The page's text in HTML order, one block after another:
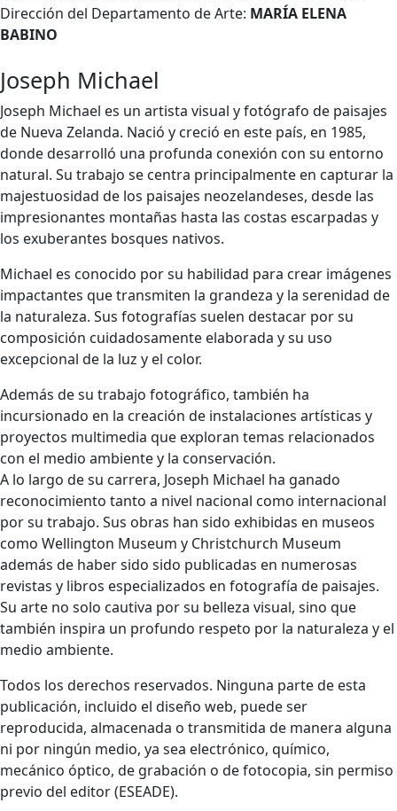
Dirección del Departamento de Arte: MARÍA ELENA
BABINO
Joseph Michael
Joseph Michael es un artista visual y fotógrafo de paisajes
de Nueva Zelanda. Nació y creció en este país, en 1985,
donde desarrolló una profunda conexión con su entorno
natural. Su trabajo se centra principalmente en capturar la
majestuosidad de los paisajes neozelandeses, desde las
impresionantes montañas hasta las costas escarpadas y
los exuberantes bosques nativos.
Michael es conocido por su habilidad para crear imágenes
impactantes que transmiten la grandeza y la serenidad de
la naturaleza. Sus fotografías suelen destacar por su
composición cuidadosamente elaborada y su uso
excepcional de la luz y el color.
Además de su trabajo fotográfico, también ha
incursionado en la creación de instalaciones artísticas y
proyectos multimedia que exploran temas relacionados
con el medio ambiente y la conservación.
A lo largo de su carrera, Joseph Michael ha ganado
reconocimiento tanto a nivel nacional como internacional
por su trabajo. Sus obras han sido exhibidas en museos
como Wellington Museum y Christchurch Museum
además de haber sido sido publicadas en numerosas
revistas y libros especializados en fotografía de paisajes.
Su arte no solo cautiva por su belleza visual, sino que
también inspira un profundo respeto por la naturaleza y el
medio ambiente.
Todos los derechos reservados. Ninguna parte de esta
publicación, incluido el diseño web, puede ser
reproducida, almacenada o transmitida de manera alguna
ni por ningún medio, ya sea electrónico, químico,
mecánico óptico, de grabación o de fotocopia, sin permiso
previo del editor (ESEADE).